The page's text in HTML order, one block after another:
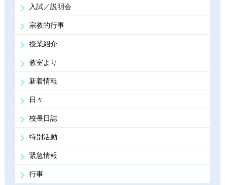
入試／説明会
宗教的行事
授業紹介
教室より
新着情報
日々
校長日誌
特別活動
緊急情報
行事